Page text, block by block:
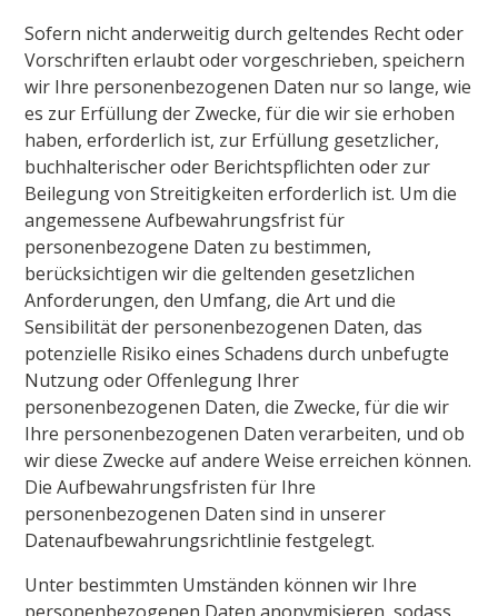
Sofern nicht anderweitig durch geltendes Recht oder
Vorschriften erlaubt oder vorgeschrieben, speichern
wir Ihre personenbezogenen Daten nur so lange, wie
es zur Erfüllung der Zwecke, für die wir sie erhoben
haben, erforderlich ist, zur Erfüllung gesetzlicher,
buchhalterischer oder Berichtspflichten oder zur
Beilegung von Streitigkeiten erforderlich ist. Um die
angemessene Aufbewahrungsfrist für
personenbezogene Daten zu bestimmen,
berücksichtigen wir die geltenden gesetzlichen
Anforderungen, den Umfang, die Art und die
Sensibilität der personenbezogenen Daten, das
potenzielle Risiko eines Schadens durch unbefugte
Nutzung oder Offenlegung Ihrer
personenbezogenen Daten, die Zwecke, für die wir
Ihre personenbezogenen Daten verarbeiten, und ob
wir diese Zwecke auf andere Weise erreichen können.
Die Aufbewahrungsfristen für Ihre
personenbezogenen Daten sind in unserer
Datenaufbewahrungsrichtlinie festgelegt.
Unter bestimmten Umständen können wir Ihre